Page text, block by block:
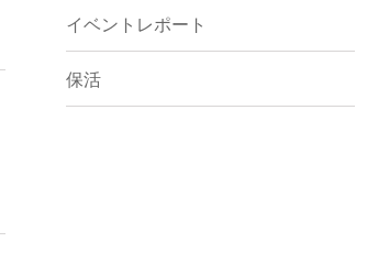
イベントレポート
保活